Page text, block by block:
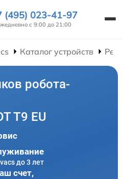
(495) 023-41-97
с 9:00 до 21:00
Каталог устройств
робота-
T9 EU
до 3 лет
счет,